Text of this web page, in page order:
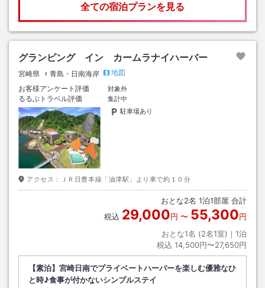
全ての宿泊プランを見る
グランピング イン カームラナイハーバー
宮崎県 青島・日南海岸
地図
お客様アンケート評価
対象外
るるぶトラベル評価
集計中
駐車場あり
アクセス： ＪＲ日豊本線「油津駅」より車で約１０分
おとな2名 1泊1部屋 合計
税込 29,000円 〜 55,300円
おとな1名 (2名1室)｜ 1泊
税込 14,500円〜27,650円
【素泊】宮崎日南でプライベートハーバーを楽しむ優雅なひ
と時♪食事が付かないシンプルステイ